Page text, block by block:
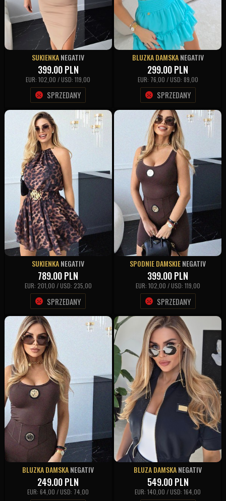
SUKIENKANEGATIV
399.00PLN
EUR: 102,00 / USD: 119,00
SPRZEDANY
BLUZKA DAMSKANEGATIV
299.00PLN
EUR: 76,00 / USD: 89,00
SPRZEDANY
SUKIENKANEGATIV
789.00PLN
EUR: 201,00 / USD: 235,00
SPRZEDANY
SPODNIE DAMSKIENEGATIV
399.00PLN
EUR: 102,00 / USD: 119,00
SPRZEDANY
BLUZKA DAMSKANEGATIV
249.00PLN
EUR: 64,00 / USD: 74,00
BLUZA DAMSKANEGATIV
549.00PLN
EUR: 140,00 / USD: 164,00